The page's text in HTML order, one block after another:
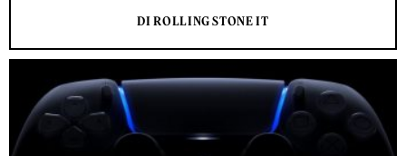
DI ROLLING STONE IT